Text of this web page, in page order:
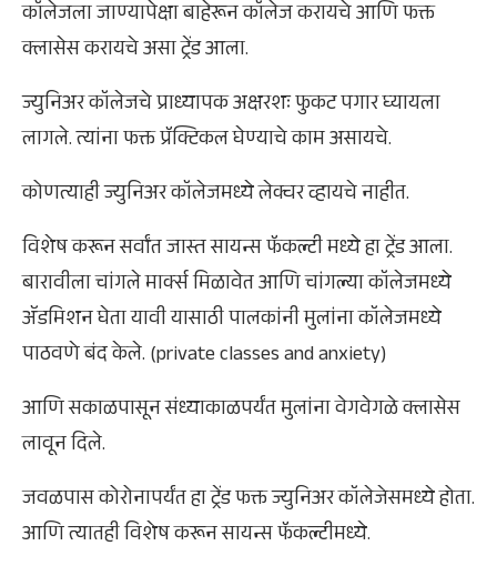
कॉलेजला जाण्यापेक्षा बाहेरून कॉलेज करायचे आणि फक्त
क्लासेस करायचे असा ट्रेंड आला.
ज्युनिअर कॉलेजचे प्राध्यापक अक्षरशः फुकट पगार घ्यायला
लागले. त्यांना फक्त प्रॅक्टिकल घेण्याचे काम असायचे.
कोणत्याही ज्युनिअर कॉलेजमध्ये लेक्चर व्हायचे नाहीत.
विशेष करून सर्वांत जास्त सायन्स फॅकल्टी मध्ये हा ट्रेंड आला.
बारावीला चांगले मार्क्स मिळावेत आणि चांगल्या कॉलेजमध्ये
ॲडमिशन घेता यावी यासाठी पालकांनी मुलांना कॉलेजमध्ये
पाठवणे बंद केले. (private classes and anxiety)
आणि सकाळपासून संध्याकाळपर्यंत मुलांना वेगवेगळे क्लासेस
लावून दिले.
जवळपास कोरोनापर्यंत हा ट्रेंड फक्त ज्युनिअर कॉलेजेसमध्ये होता.
आणि त्यातही विशेष करून सायन्स फॅकल्टीमध्ये.